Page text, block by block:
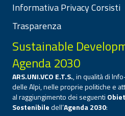
Informativa Privacy Corsisti
Trasparenza
Sustainable
Agenda 2030
ARS.UNI.VCO E.T.S., in qualità di
delle Alpi, nelle proprie politiche e
al raggiungimento dei seguenti
Sostenibiledell’Agenda 2030: